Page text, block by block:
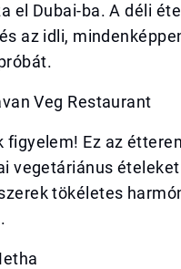
el Dubai-ba. A déli
az idli,
Veg Restaurant
figyelem! Ez az
vegetáriánus
tökéletes